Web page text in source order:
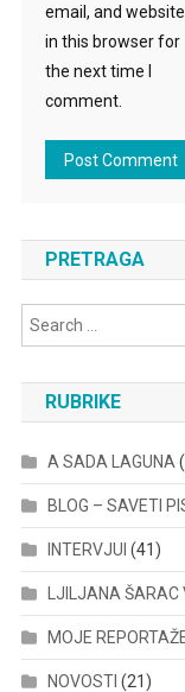
email, and website
in this browser for
the next time I
comment.
PRETRAGA
RUBRIKE
A SADA LAGUNA
BLOG – SAVETI
INTERVJUI (41)
LJILJANA
MOJE
NOVOSTI (21)